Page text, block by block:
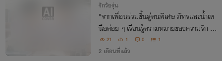
รักวัยรุ่น
"จากเพื่อนร่วมชั้นสู่คนพิเศษ ภัทรและน้ำเห
นือค่อย ๆ เรียนรู้ความหมายของความรัก ท่
ามกลางรั้วโรงเรียนและช่วงเวลาที่ไม่มีวันหว
นกลับ"
21 1 0 1
2 เดือนที่แล้ว